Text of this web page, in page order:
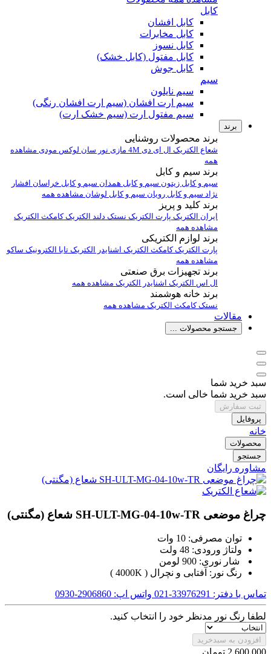
کابل
کابل افشان
کابل مخابرات
کابل نسوز
کابل مفتول (کابل خشک)
کابل جوش
سیم
سیم نایلون
سیم ارت افشان (سیم ارت افشان رنگی)
سیم مفتول ارت (سیم خشک ارت)
برند
برند محصولات روشنایی
شعاع الکتریک ال ای دی 4M مازی نور سان لوکس مودی مشاهده
همه
برند سیم و کابل
سیم و کابل زیتون سیم و کابل همدان سیم و کابل خراسان افشار
نژاد سیم و کابل رویان سیم و کابل لوشان مشاهده همه
برند کلید و پریز
ایران الکتریک پارت الکتریک نستک دلند الکتریککامکث الکتریک
مشاهده همه
برند لوازم الکتریکی
پارت الکتریککامکث الکتریک اشنایدر الکتریک تابا الکترونیک ساکو
مشاهده همه
برند تجهیزات برق صنعتی
ال اس الکتریک اشنایدر الکتریک مشاهده همه
برند خانه هوشمند
نستککامکث الکتریک مشاهده همه
مقالات
جستجو محصولات ...
سبد خرید شما
سبد خرید شما خالی است.
ثبت سفارش
پروفایل
خانه
محصولات
جستجو
مشاوره رایگان
چراغ موضعی SH-ULT-MG-04-10w-TR شعاع (مگنتی)
توان مصرفی: 10 وات
ولتاژ ورودی: 48 ولت
شار نوری: 900 لومن
رنگ نور: آفتابی و نچرال ( 4000K )
تماس با دفتر: 33976291-021 واتس اپ: 2906860-0930
لطفا رنگ نور مدنظر خود را انتخاب کنید.
افزودن به سبدخرید